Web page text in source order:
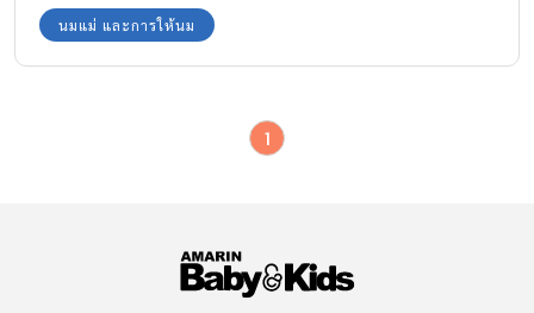
ค่ะ ถ้าคุณแม่กดปุ่มสตาร์ทพร้อมในการที่อยากจะเลี้ยงลูกด้วยนมแม่
แม้จะมีอุปสรรคเข้ามาก็อย่าได้ท้อถอย แต่ขอให้มุ่งมั่นตั้งใจ เพื่อที่ลูก
แน่นอนค่ะ 4 ตัวช่วยเด็ด เพิ่มน้ำนม ลูกมีสต๊อกนมแม่กินไปจนโต
อาหารเสริมกระตุ้นน้ำนม คิดค้นมาเพื่อคุณแม่หลังคลอดโดยเฉพาะ ที่
อุดมไปด้วยสารสกัดธรรมชาติจากสมุนไพร ได้แก่ สารสกัดจากฟีนูกรีก
นมแม่ และการให้นม
1